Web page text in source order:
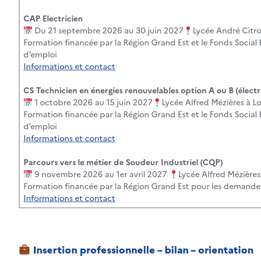
CAP Electricien
Du 21 septembre 2026 au 30 juin 2027
Lycée André
Formation financée par la Région Grand Est et le Fonds
d’emploi
Informations et contact
CS Technicien en énergies renouvelables option A ou B
1 octobre 2026 au 15 juin 2027
Lycée Alfred Mézières à
Formation financée par la Région Grand Est et le Fonds
d’emploi
Informations et contact
Parcours vers le métier de Soudeur Industriel (CQP)
9 novembre 2026 au 1er avril 2027
Lycée Alfred
Formation financée par la Région Grand Est pour les
Informations et contact
Insertion professionnelle – bilan – orientation